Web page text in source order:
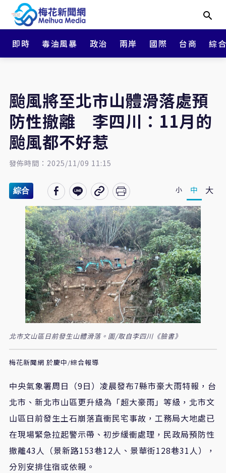
即時 毒油風暴 政治 兩岸 國際 台商 綜
颱風將至北市山體滑落處預
防性撤離 李四川：11月的
颱風都不好惹
發佈時間：2025/11/09 11:15
綜合 小 中 大
北市文山區日前發生山體滑落。圖/取自李四川《臉書》
梅花新聞網 於慶中/綜合報導
中央氣象署周日（9日）凌晨發布7縣市豪大雨特報，台
北市、新北市山區更升級為「超大豪雨」等級，北市文
山區日前發生土石崩落直衝民宅事故，工務局大地處已
在現場緊急拉起警示帶、初步緩衝處理，民政局預防性
撤離43人（景新路153巷12人、景華街128巷31人），
分別安排住宿或依親。